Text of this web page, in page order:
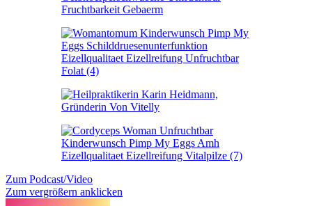
Zum Podcast/Video
Zum vergrößern anklicken